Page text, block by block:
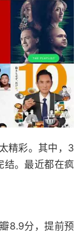
精彩。其中，3
结。最近都在疯
8.9分，提前预